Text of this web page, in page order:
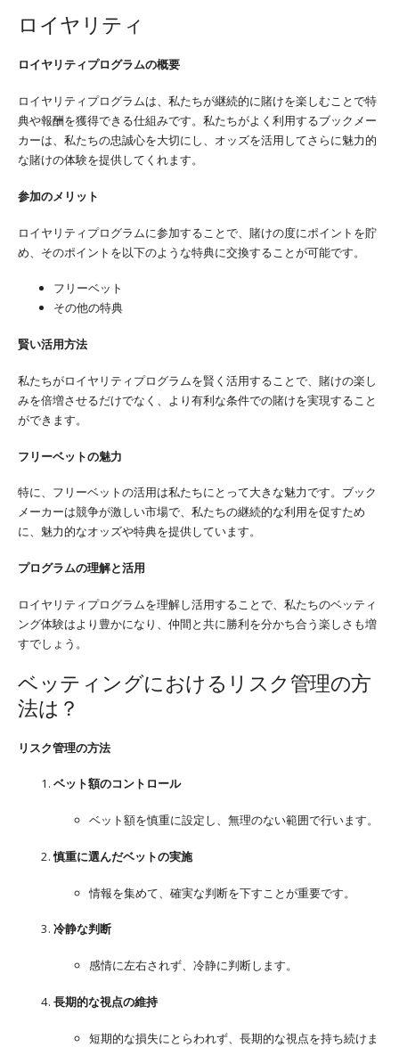
ロイヤリティ
ロイヤリティプログラムの概要
ロイヤリティプログラムは、私たちが継続的に賭けを楽しむことで特
典や報酬を獲得できる仕組みです。私たちがよく利用するブックメー
カーは、私たちの忠誠心を大切にし、オッズを活用してさらに魅力的
な賭けの体験を提供してくれます。
参加のメリット
ロイヤリティプログラムに参加することで、賭けの度にポイントを貯
め、そのポイントを以下のような特典に交換することが可能です。
フリーベット
その他の特典
賢い活用方法
私たちがロイヤリティプログラムを賢く活用することで、賭けの楽し
みを倍増させるだけでなく、より有利な条件での賭けを実現すること
ができます。
フリーベットの魅力
特に、フリーベットの活用は私たちにとって大きな魅力です。ブック
メーカーは競争が激しい市場で、私たちの継続的な利用を促すため
に、魅力的なオッズや特典を提供しています。
プログラムの理解と活用
ロイヤリティプログラムを理解し活用することで、私たちのベッティ
ング体験はより豊かになり、仲間と共に勝利を分かち合う楽しさも増
すでしょう。
ベッティングにおけるリスク管理の方
法は？
リスク管理の方法
ベット額のコントロール
ベット額を慎重に設定し、無理のない範囲で行います。
慎重に選んだベットの実施
情報を集めて、確実な判断を下すことが重要です。
冷静な判断
感情に左右されず、冷静に判断します。
長期的な視点の維持
短期的な損失にとらわれず、長期的な視点を持ち続けま